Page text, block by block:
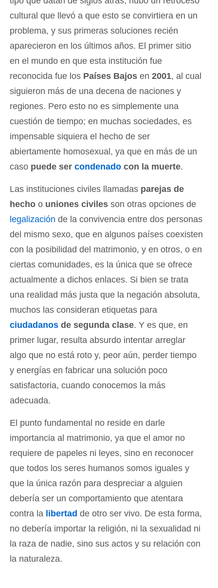
cultural que llevó a que esto se convirtiera en un
problema, y sus primeras soluciones recién
aparecieron en los últimos años. El primer sitio
en el mundo en que esta institución fue
reconocida fue los Países Bajos en 2001, al cual
siguieron más de una decena de naciones y
regiones. Pero esto no es simplemente una
cuestión de tiempo; en muchas sociedades, es
impensable siquiera el hecho de ser
abiertamente homosexual, ya que en más de un
caso puede ser condenado con la muerte.
Las instituciones civiles llamadas parejas de
hecho o uniones civiles son otras opciones de
legalización de la convivencia entre dos personas
del mismo sexo, que en algunos países coexisten
con la posibilidad del matrimonio, y en otros, o en
ciertas comunidades, es la única que se ofrece
actualmente a dichos enlaces. Si bien se trata
una realidad más justa que la negación absoluta,
muchos las consideran etiquetas para
ciudadanos de segunda clase. Y es que, en
primer lugar, resulta absurdo intentar arreglar
algo que no está roto y, peor aún, perder tiempo
y energías en fabricar una solución poco
satisfactoria, cuando conocemos la más
adecuada.
El punto fundamental no reside en darle
importancia al matrimonio, ya que el amor no
requiere de papeles ni leyes, sino en reconocer
que todos los seres humanos somos iguales y
que la única razón para despreciar a alguien
debería ser un comportamiento que atentara
contra la libertad de otro ser vivo. De esta forma,
no debería importar la religión, ni la sexualidad ni
la raza de nadie, sino sus actos y su relación con
la naturaleza.